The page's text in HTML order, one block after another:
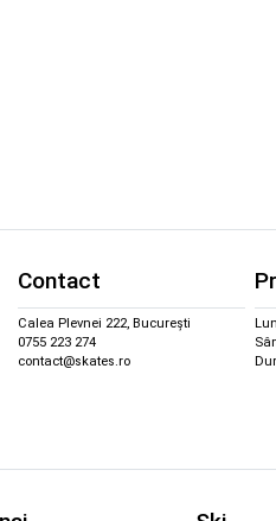
Contact
Calea Plevnei 222, București
0755 223 274
contact@skates.ro